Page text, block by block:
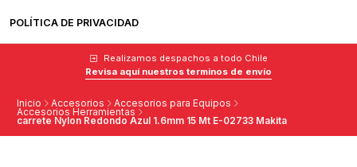
POLÍTICA DE PRIVACIDAD
Realizamos despachos a todo Chile
Revisa aquí nuestros terminos de envío
Inicio Accesorios Accesorios para Equipos
Accesorios Herramientas
carrete Nylon Redondo Azul 1.6mm 15 Mt E-02733 Makita